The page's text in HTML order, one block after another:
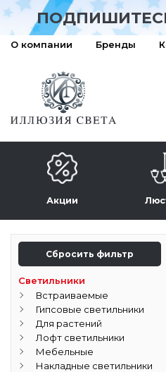
О компании Бренды
Акции
Сбросить фильтр
Светильники
Встраиваемые
Гипсовые светильники
Для растений
Лофт светильники
Мебельные
Накладные светильники